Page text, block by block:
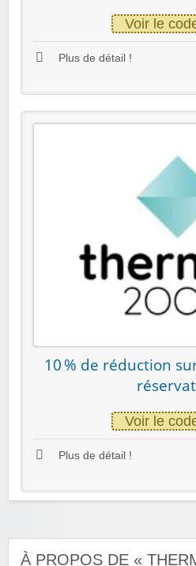
Voir le
Plus de détail !
10 % de réduction
Voir le
Plus de détail !
À PROPOS DE «